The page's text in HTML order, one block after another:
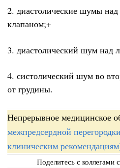
2. диастолические шумы над
клапаном;+
3. диастолический шум над
4. систолический шум во
от грудины.
Непрерывное медицинское
межпредсердной
клиническим
Поделитесь с коллегами